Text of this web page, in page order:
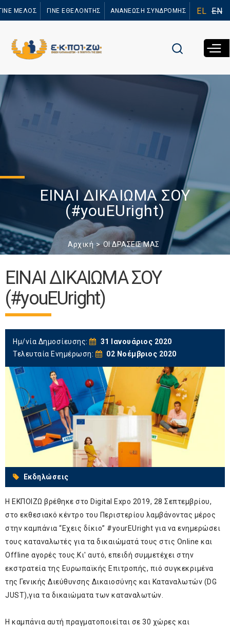
προς το
ΜΕΛΟΣ ΓΙΝΕ ΕΘΕΛΟΝΤΗΣ ΑΝΑΝΕΩΣΗ ΣΥΝΔΡΟΜΗΣ EL EN
ΕΙΝΑΙ ΔΙΚΑΙΩΜΑ ΣΟΥ
(#youEUright)
Αρχική ΟΙ ΔΡΑΣΕΙΣ ΜΑΣ
ΕΙΝΑΙ ΔΙΚΑΙΩΜΑ ΣΟΥ
(#youEUright)
Ημ/νία Δημοσίευσης:
31 Ιανουάριος 2020
Τελευταία Ενημέρωση:
02 Νοέμβριος 2020
Εκδηλώσεις
Η ΕΚΠΟΙΖΩ βρέθηκε στο Digital Expo 2019, 28 Σεπτεμβρίου,
στο εκθεσιακό κέντρο του Περιστερίου λαμβάνοντας μέρος
στην καμπάνια “Εχεις δίκιο” #yourEUright για να ενημερώσει
τους καταναλωτές για τα δικαιώματά τους στις Online και
Offline αγορές τους.Κι' αυτό, επειδή συμμετέχει στην
εκστρατεία της Ευρωπαϊκής Επιτροπής, πιό συγκεκριμένα
της Γενικής Διεύθυνσης Δικαιοσύνης και Καταναλωτών (DG
JUST),για τα δικαιώματα των καταναλωτών.
Η καμπάνια αυτή πραγματοποιείται σε 30 χώρες και